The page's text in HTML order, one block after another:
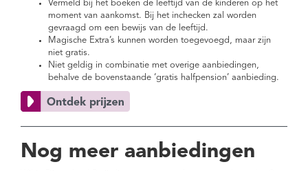
Vermeld bij het boeken de leeftijd van de kinderen op het
moment van aankomst. Bij het inchecken zal worden
gevraagd om een bewijs van de leeftijd.
Magische Extra’s kunnen worden toegevoegd, maar zijn
niet gratis.
Niet geldig in combinatie met overige aanbiedingen,
behalve de bovenstaande ‘gratis halfpension’ aanbieding.
Nog meer aanbiedingen